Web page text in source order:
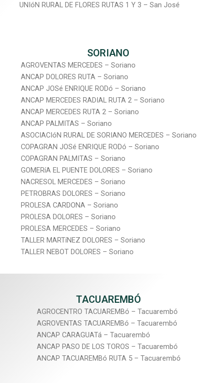
UNIóN RURAL DE FLORES RUTAS 1 Y 3 – San José
SORIANO
AGROVENTAS MERCEDES – Soriano
ANCAP DOLORES RUTA – Soriano
ANCAP JOSé ENRIQUE RODó – Soriano
ANCAP MERCEDES RADIAL RUTA 2 – Soriano
ANCAP MERCEDES RUTA 2 – Soriano
ANCAP PALMITAS – Soriano
ASOCIACIóN RURAL DE SORIANO MERCEDES – Soriano
COPAGRAN JOSé ENRIQUE RODó – Soriano
COPAGRAN PALMITAS – Soriano
GOMERíA EL PUENTE DOLORES – Soriano
NACRESOL MERCEDES – Soriano
PETROBRAS DOLORES – Soriano
PROLESA CARDONA – Soriano
PROLESA DOLORES – Soriano
PROLESA MERCEDES – Soriano
TALLER MARTíNEZ DOLORES – Soriano
TALLER NEBOT DOLORES – Soriano
TACUAREMBÓ
AGROCENTRO TACUAREMBó – Tacuarembó
AGROVENTAS TACUAREMBó – Tacuarembó
ANCAP CARAGUATá – Tacuarembó
ANCAP PASO DE LOS TOROS – Tacuarembó
ANCAP TACUAREMBó RUTA 5 – Tacuarembó